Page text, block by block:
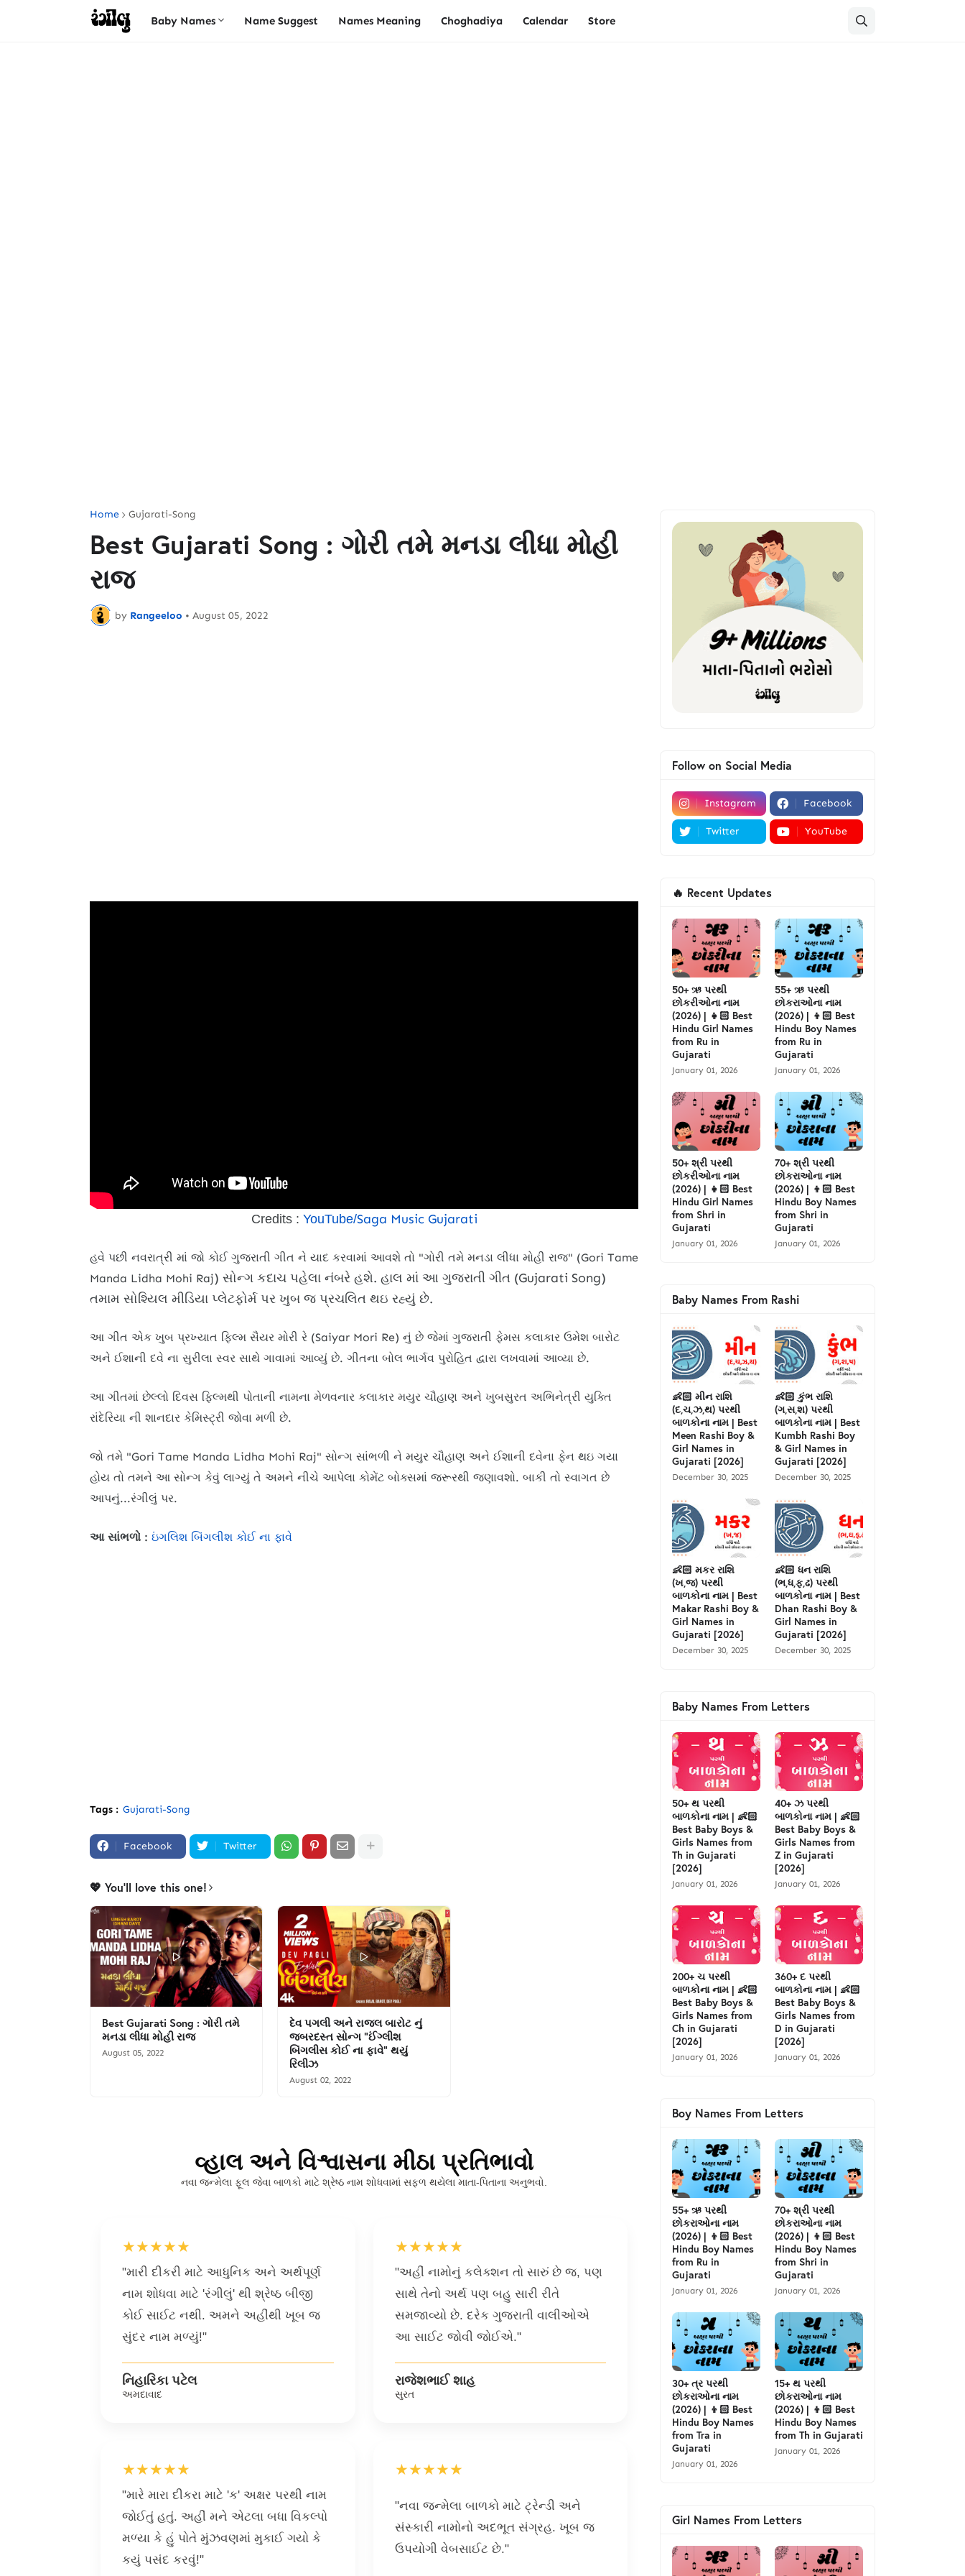
Baby Names Name Suggest Names Meaning Choghadiya Calendar Store
Home Gujarati-Song
Best Gujarati Song : ગોરી તમે મનડા લીધા મોહી
રાજ
by Rangeeloo • August 05, 2022
Credits : YouTube/Saga Music Gujarati
હવે પછી નવરાત્રી માં જો કોઈ ગુજરાતી ગીત ને યાદ કરવામાં આવશે તો "ગોરી તમે મનડા લીધા મોહી રાજ" (Gori Tame
Manda Lidha Mohi Raj) સોન્ગ કદાચ પહેલા નંબરે હશે. હાલ માં આ ગુજરાતી ગીત (Gujarati Song)
તમામ સોશ્યિલ મીડિયા પ્લેટફોર્મ પર ખુબ જ પ્રચલિત થઇ રહ્યું છે.
આ ગીત એક ખુબ પ્રખ્યાત ફિલ્મ સૈયર મોરી રે (Saiyar Mori Re) નું છે જેમાં ગુજરાતી ફેમસ કલાકાર ઉમેશ બારોટ
અને ઈશાની દવે ના સુરીલા સ્વર સાથે ગાવામાં આવ્યું છે. ગીતના બોલ ભાર્ગવ પુરોહિત દ્વારા લખવામાં આવ્યા છે.
આ ગીતમાં છેલ્લો દિવસ ફિલ્મથી પોતાની નામના મેળવનાર કલાકાર મયુર ચૌહાણ અને ખુબસુરત અભિનેત્રી યુક્તિ
રાંદેરિયા ની શાનદાર કેમિસ્ટ્રી જોવા મળી છે.
જો તમે "Gori Tame Manda Lidha Mohi Raj" સોન્ગ સાંભળી ને મયુર ચૌહાણ અને ઈશાની દવેના ફેન થઇ ગયા
હોય તો તમને આ સોન્ગ કેવું લાગ્યું તે અમને નીચે આપેલા કોમેંટ બોક્સમાં જરૂરથી જણાવશો. બાકી તો સ્વાગત છે
આપનું...રંગીલું પર.
આ સાંભળો : ઇંગલિશ બિંગલીશ કોઈ ના ફાવે
Tags : Gujarati-Song
Facebook Twitter
💖 You'll love this one!
Best Gujarati Song : ગોરી તમે
મનડા લીધા મોહી રાજ
August 05, 2022
દેવ પગલી અને રાજલ બારોટ નું
જબરદસ્ત સોન્ગ "ઈંગ્લીશ
બિંગલીસ કોઈ ના ફાવે" થયું
રિલીઝ
August 02, 2022
વ્હાલ અને વિશ્વાસના મીઠા પ્રતિભાવો
નવા જન્મેલા ફૂલ જેવા બાળકો માટે શ્રેષ્ઠ નામ શોધવામાં સફળ થયેલા માતા-પિતાના અનુભવો.
★★★★★
"મારી દીકરી માટે આધુનિક અને અર્થપૂર્ણ
નામ શોધવા માટે 'રંગીલું' થી શ્રેષ્ઠ બીજી
કોઈ સાઈટ નથી. અમને અહીંથી ખૂબ જ
સુંદર નામ મળ્યું!"
નિહારિકા પટેલ
અમદાવાદ
★★★★★
"અહીં નામોનું કલેક્શન તો સારું છે જ, પણ
સાથે તેનો અર્થ પણ બહુ સારી રીતે
સમજાવ્યો છે. દરેક ગુજરાતી વાલીઓએ
આ સાઈટ જોવી જોઈએ."
રાજેશભાઈ શાહ
સુરત
★★★★★
"મારે મારા દીકરા માટે 'ક' અક્ષર પરથી નામ
જોઈતું હતું. અહીં મને એટલા બધા વિકલ્પો
મળ્યા કે હું પોતે મુંઝવણમાં મુકાઈ ગયો કે
કયું પસંદ કરવું!"
★★★★★
"નવા જન્મેલા બાળકો માટે ટ્રેન્ડી અને
સંસ્કારી નામોનો અદભૂત સંગ્રહ. ખૂબ જ
ઉપયોગી વેબસાઈટ છે."
Follow on Social Media
Instagram Facebook
Twitter YouTube
🔥 Recent Updates
50+ ઋ પરથી
છોકરીઓના નામ
(2026) | 👧🏻 Best
Hindu Girl Names
from Ru in
Gujarati
January 01, 2026
55+ ઋ પરથી
છોકરાઓના નામ
(2026) | 👦🏻 Best
Hindu Boy Names
from Ru in
Gujarati
January 01, 2026
50+ શ્રી પરથી
છોકરીઓના નામ
(2026) | 👧🏻 Best
Hindu Girl Names
from Shri in
Gujarati
January 01, 2026
70+ શ્રી પરથી
છોકરાઓના નામ
(2026) | 👦🏻 Best
Hindu Boy Names
from Shri in
Gujarati
January 01, 2026
Baby Names From Rashi
👶🏻 મીન રાશિ
(દ,ચ,ઝ,થ) પરથી
બાળકોના નામ | Best
Meen Rashi Boy &
Girl Names in
Gujarati [2026]
December 30, 2025
👶🏻 કુંભ રાશિ
(ગ,સ,શ) પરથી
બાળકોના નામ | Best
Kumbh Rashi Boy
& Girl Names in
Gujarati [2026]
December 30, 2025
👶🏻 મકર રાશિ
(ખ,જ) પરથી
બાળકોના નામ | Best
Makar Rashi Boy &
Girl Names in
Gujarati [2026]
December 30, 2025
👶🏻 ધન રાશિ
(ભ,ધ,ફ,ઢ) પરથી
બાળકોના નામ | Best
Dhan Rashi Boy &
Girl Names in
Gujarati [2026]
December 30, 2025
Baby Names From Letters
50+ થ પરથી
બાળકોના નામ | 👶🏻
Best Baby Boys &
Girls Names from
Th in Gujarati
[2026]
January 01, 2026
40+ ઝ પરથી
બાળકોના નામ | 👶🏻
Best Baby Boys &
Girls Names from
Z in Gujarati
[2026]
January 01, 2026
200+ ચ પરથી
બાળકોના નામ | 👶🏻
Best Baby Boys &
Girls Names from
Ch in Gujarati
[2026]
January 01, 2026
360+ દ પરથી
બાળકોના નામ | 👶🏻
Best Baby Boys &
Girls Names from
D in Gujarati
[2026]
January 01, 2026
Boy Names From Letters
55+ ઋ પરથી
છોકરાઓના નામ
(2026) | 👦🏻 Best
Hindu Boy Names
from Ru in
Gujarati
January 01, 2026
70+ શ્રી પરથી
છોકરાઓના નામ
(2026) | 👦🏻 Best
Hindu Boy Names
from Shri in
Gujarati
January 01, 2026
30+ ત્ર પરથી
છોકરાઓના નામ
(2026) | 👦🏻 Best
Hindu Boy Names
from Tra in
Gujarati
January 01, 2026
15+ થ પરથી
છોકરાઓના નામ
(2026) | 👦🏻 Best
Hindu Boy Names
from Th in Gujarati
January 01, 2026
Girl Names From Letters